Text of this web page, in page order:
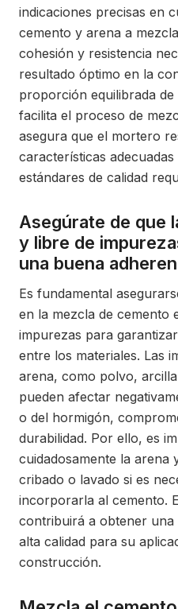
indicaciones precisas en
cemento y arena a
cohesión y resistencia
resultado óptimo en la
proporción equilibrada
facilita el proceso de
asegura que el mortero
características
estándares de calidad
Asegúrate de que
y libre de
una buena
Es fundamental
en la mezcla de cemento
impurezas para
entre los materiales. Las
arena, como polvo,
pueden afectar
o del hormigón,
durabilidad. Por ello, es
cuidadosamente la arena
cribado o lavado si es
incorporarla al cemento.
contribuirá a obtener una
alta calidad para su
construcción.